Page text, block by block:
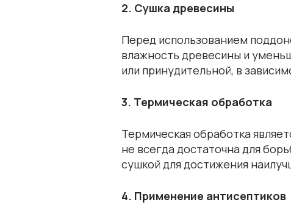
2. Сушка древесины
Перед использованием
влажность древесины и
или принудительной, в
3. Термическая обработка
Термическая обработка
не всегда достаточна для
сушкой для достижения
4. Применение антисептиков